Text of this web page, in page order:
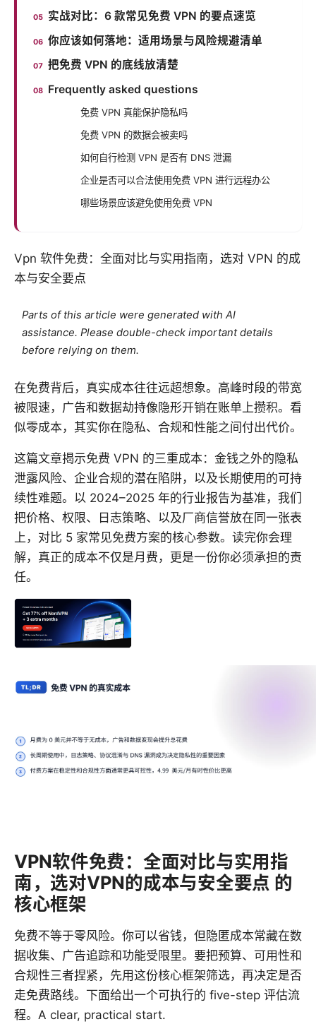
实战对比：6 款常见免费 VPN 的要点速览
你应该如何落地：适用场景与风险规避清单
把免费 VPN 的底线放清楚
Frequently asked questions
免费 VPN 真能保护隐私吗
免费 VPN 的数据会被卖吗
如何自行检测 VPN 是否有 DNS 泄漏
企业是否可以合法使用免费 VPN 进行远程办公
哪些场景应该避免使用免费 VPN
Vpn 软件免费：全面对比与实用指南，选对 VPN 的成
本与安全要点
Parts of this article were generated with AI
assistance. Please double-check important details
before relying on them.
在免费背后，真实成本往往远超想象。高峰时段的带宽
被限速，广告和数据劫持像隐形开销在账单上攒积。看
似零成本，其实你在隐私、合规和性能之间付出代价。
这篇文章揭示免费 VPN 的三重成本：金钱之外的隐私
泄露风险、企业合规的潜在陷阱，以及长期使用的可持
续性难题。以 2024–2025 年的行业报告为基准，我们
把价格、权限、日志策略、以及厂商信誉放在同一张表
上，对比 5 家常见免费方案的核心参数。读完你会理
解，真正的成本不仅是月费，更是一份你必须承担的责
任。
VPN软件免费：全面对比与实用指
南，选对VPN的成本与安全要点 的
核心框架
免费不等于零风险。你可以省钱，但隐匿成本常藏在数
据收集、广告追踪和功能受限里。要把预算、可用性和
合规性三者捏紧，先用这份核心框架筛选，再决定是否
走免费路线。下面给出一个可执行的 five-step 评估流
程。A clear, practical start.